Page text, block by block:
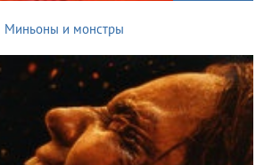
Миньоны и монстры